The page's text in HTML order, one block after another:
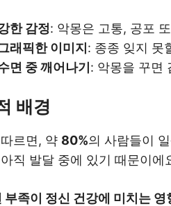
한 감정: 악몽은 고통, 공포
래픽한 이미지: 종종 잊지 못
면 중 깨어나기: 악몽을 꾸면
배경
르면, 약 80%의 사람들이
직 발달 중에 있기 때문이에
부족이 정신 건강에 미치는